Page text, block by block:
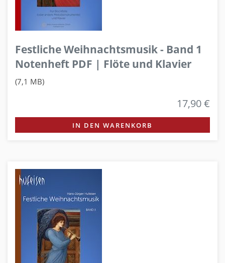
Festliche Weihnachtsmusik - Band 1
Notenheft PDF | Flöte und Klavier
(7,1 MB)
17,90 €
IN DEN WARENKORB